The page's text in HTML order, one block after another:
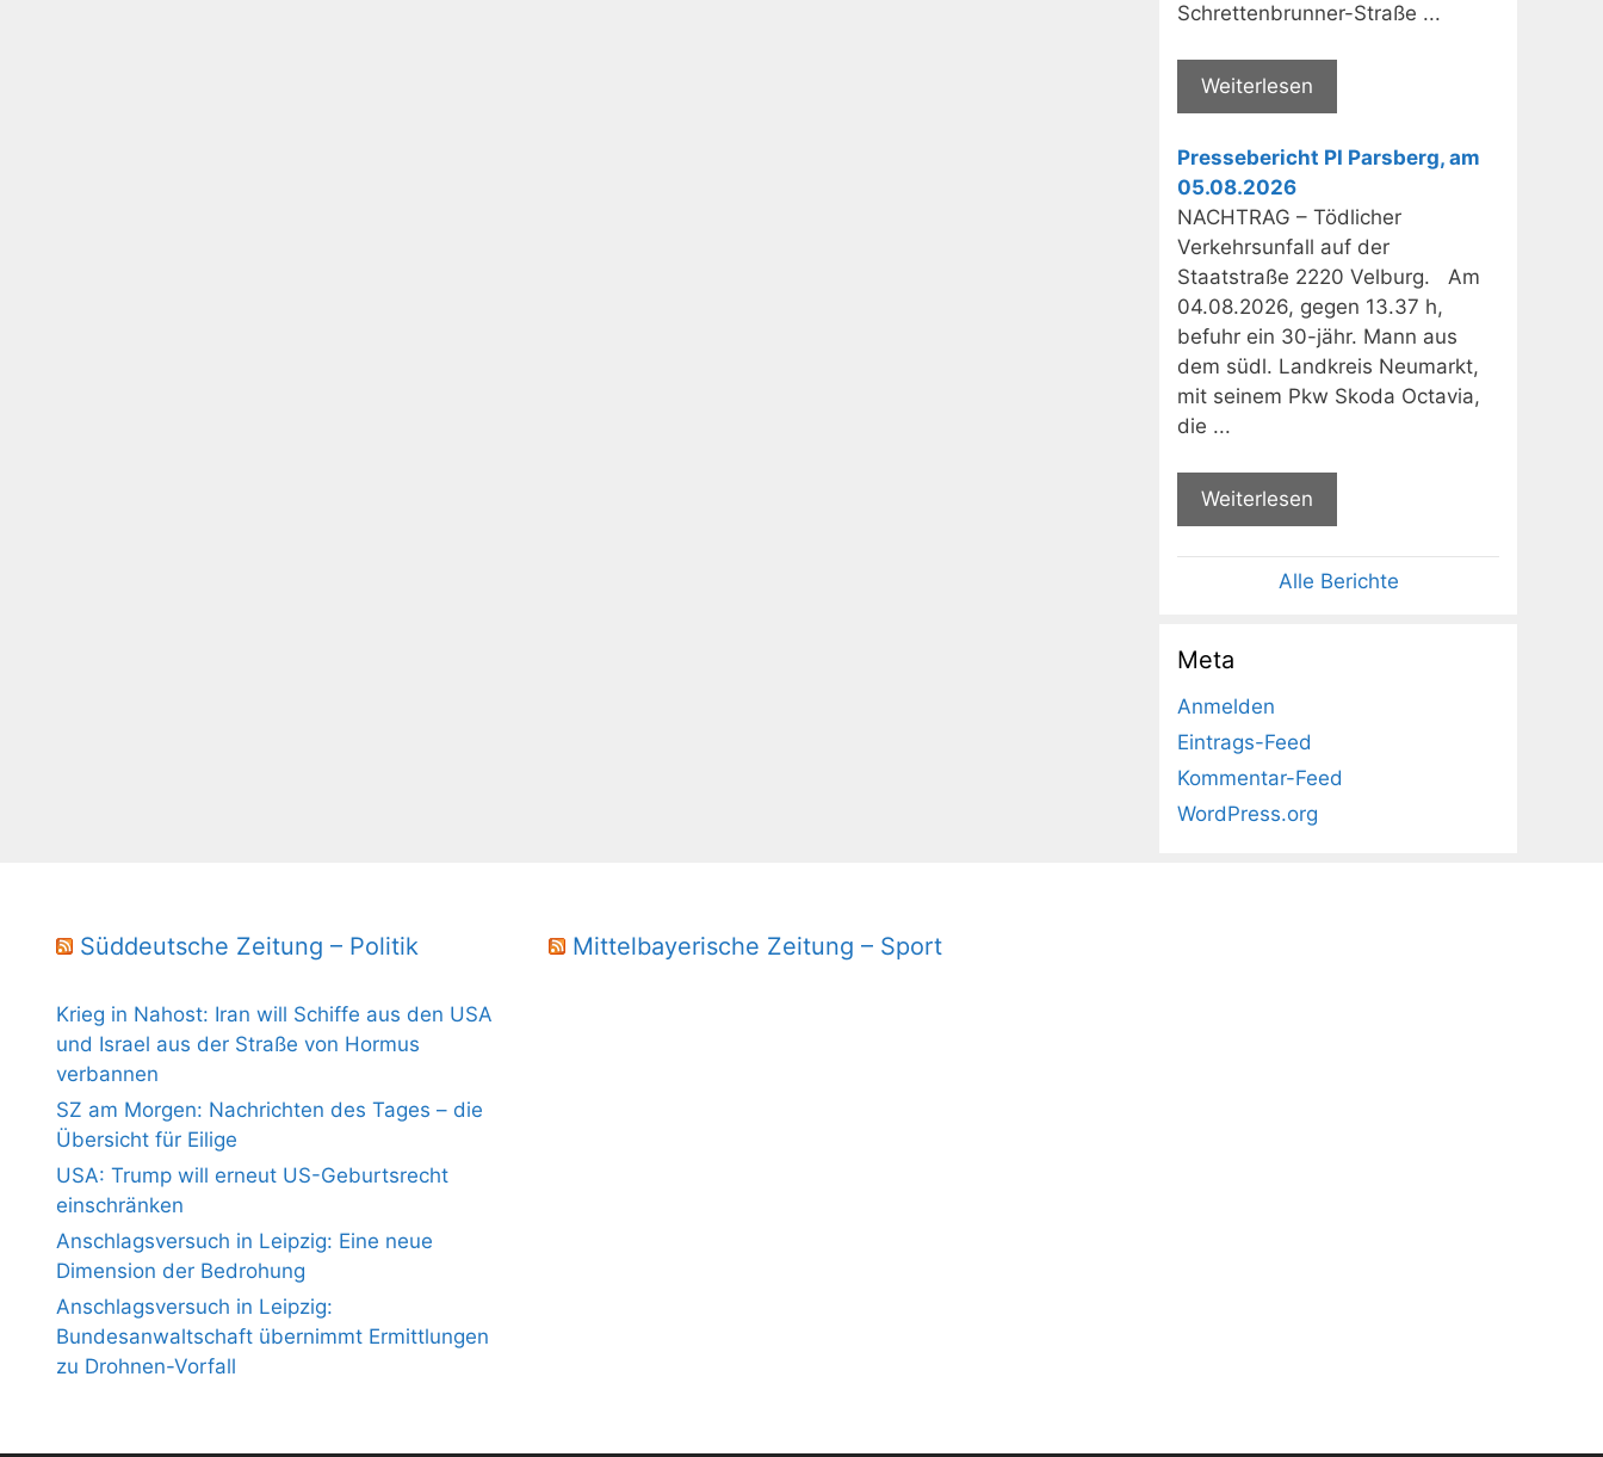
Schrettenbrunner-Straße ...
Weiterlesen
Pressebericht PI Parsberg, am
05.08.2026
NACHTRAG – Tödlicher
Verkehrsunfall auf der
Staatstraße 2220 Velburg. Am
04.08.2026, gegen 13.37 h,
befuhr ein 30-jähr. Mann aus
dem südl. Landkreis Neumarkt,
mit seinem Pkw Skoda Octavia,
die ...
Weiterlesen
Alle Berichte
Meta
Anmelden
Eintrags-Feed
Kommentar-Feed
WordPress.org
Süddeutsche Zeitung – Politik
Krieg in Nahost: Iran will Schiffe aus den USA
und Israel aus der Straße von Hormus
verbannen
SZ am Morgen: Nachrichten des Tages – die
Übersicht für Eilige
USA: Trump will erneut US-Geburtsrecht
einschränken
Anschlagsversuch in Leipzig: Eine neue
Dimension der Bedrohung
Anschlagsversuch in Leipzig:
Bundesanwaltschaft übernimmt Ermittlungen
zu Drohnen-Vorfall
Mittelbayerische Zeitung – Sport